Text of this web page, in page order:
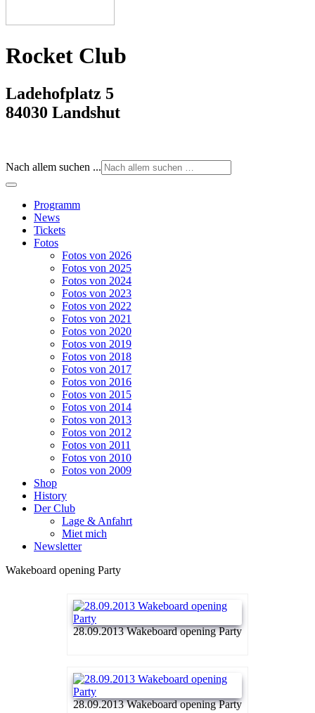
Rocket Club
Ladehofplatz 5
84030 Landshut
Nach allem suchen ...
Programm
News
Tickets
Fotos
Fotos von 2026
Fotos von 2025
Fotos von 2024
Fotos von 2023
Fotos von 2022
Fotos von 2021
Fotos von 2020
Fotos von 2019
Fotos von 2018
Fotos von 2017
Fotos von 2016
Fotos von 2015
Fotos von 2014
Fotos von 2013
Fotos von 2012
Fotos von 2011
Fotos von 2010
Fotos von 2009
Shop
History
Der Club
Lage & Anfahrt
Miet mich
Newsletter
Wakeboard opening Party
28.09.2013 Wakeboard opening Party
28.09.2013 Wakeboard opening Party